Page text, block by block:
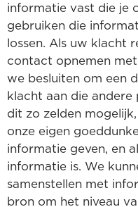
informatie vast die je
gebruiken die
lossen. Als uw klacht
contact opnemen
we besluiten om een
klacht aan die andere
dit zo zelden
onze eigen
informatie geven, en
informatie is. We
samenstellen met
bron om het niveau